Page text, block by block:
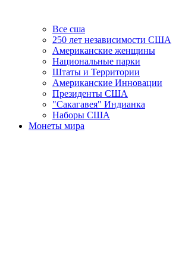
Все сша
250 лет независимости США
Американские женщины
Национальные парки
Штаты и Территории
Американские Инновации
Президенты США
"Сакагавея" Индианка
Наборы США
Монеты мира